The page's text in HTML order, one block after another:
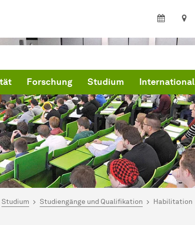
Forschung Studium International
hier:
Studium Studiengänge und Qualifikation Habilitation